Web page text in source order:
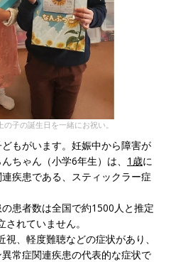
子の誕生日を一緒にお祝い。
もがいます。妊娠中から障害が
ちゃん（小学6年生）は、 1歳に
疾患である、スティックラー症
患者数は全国で約1500人と推定
れていません。
、軽度難聴などの症状があり、
常症関連疾患の代表的な症状で